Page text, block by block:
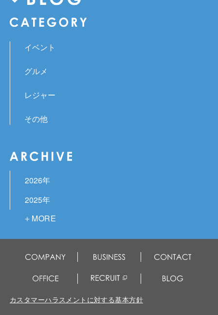
イベント
グルメ
レジャー
その他
2026年
2025年
2024年
2023年
2022年
2021年
2020年
カスタマーハラスメントに対する基本方針